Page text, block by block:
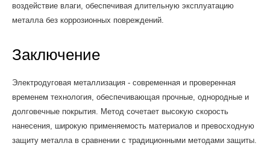
воздействие влаги, обеспечивая длительную эксплуатацию
металла без коррозионных повреждений.
Заключение
Электродуговая металлизация - современная и проверенная
временем технология, обеспечивающая прочные, однородные и
долговечные покрытия. Метод сочетает высокую скорость
нанесения, широкую применяемость материалов и превосходную
защиту металла в сравнении с традиционными методами защиты.